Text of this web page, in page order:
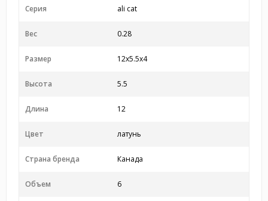
Серия ali cat
Вес 0.28
Размер 12x5.5x4
Высота 5.5
Длина 12
Цвет латунь
Страна бренда Канада
Объем 6